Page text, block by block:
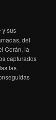
y sus
del
Corán, la
capturados
las